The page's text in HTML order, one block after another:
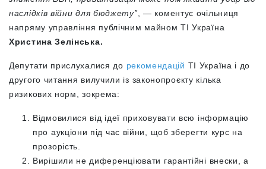
наслідків війни для бюджету” , — коментує очільниця
напряму управління публічним майном ТІ Україна
Христина Зелінська.
Депутати прислухалися до рекомендацій ТІ Україна і до
другого читання вилучили із законопроєкту кілька
ризикових норм, зокрема:
Відмовилися від ідеї приховувати всю інформацію
про аукціони під час війни, щоб зберегти курс на
прозорість.
Вирішили не диференціювати гарантійні внески, а